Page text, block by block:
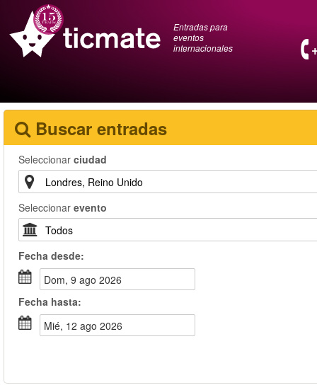
Entradas para
eventos
internacionales
Buscar entradas
Seleccionar ciudad
Seleccionar evento
Fecha desde:
dom, 9 ago 2026
Fecha hasta:
mié, 12 ago 2026